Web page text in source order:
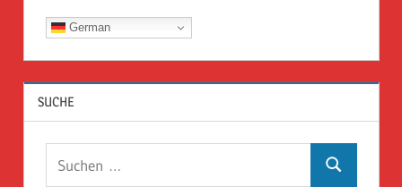
German
SUCHE
Suchen